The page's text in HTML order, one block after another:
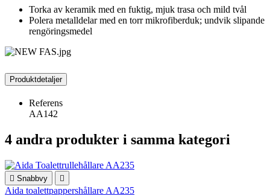
Torka av keramik med en fuktig, mjuk trasa och mild tvål
Polera metalldelar med en torr mikrofiberduk; undvik slipande
rengöringsmedel
Produktdetaljer
Referens
AA142
4 andra produkter i samma kategori
 Snabbvy 
Aida toalettpappershållare AA235